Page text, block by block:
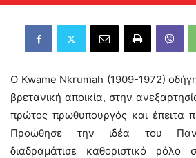
Ο Kwame Nkrumah (1909-1972)
βρετανική αποικία, στην
πρώτος πρωθυπουργός και έπειτα
Προώθησε την ιδέα του
διαδραμάτισε καθοριστικό ρόλο